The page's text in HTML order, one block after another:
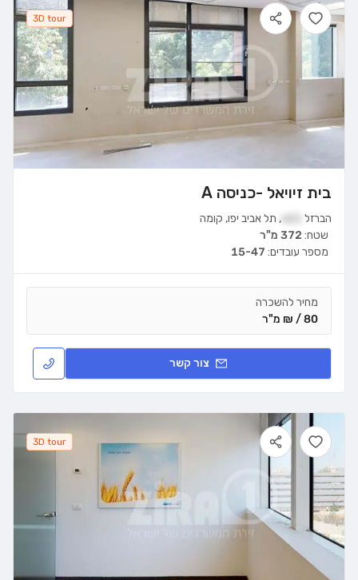
3D tour
בית זיויאל -כניסה A
הברזל , תל אביב יפו, קומה
שטח: 372 מ"ר
מספר עובדים: 15-47
מחיר להשכרה
80 / ₪ מ"ר
צור קשר
3D tour